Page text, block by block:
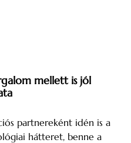
mellett is jól
partnereként idén is a
hátteret, benne a